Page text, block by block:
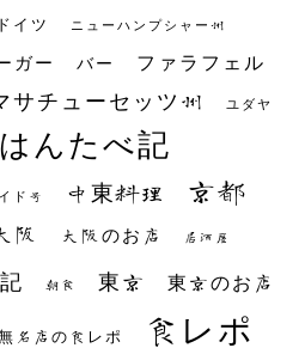
ドイツ ニューハンプシャー州
ガー バー ファラフェル
サチューセッツ州 ユダヤ
んたべ記
ド号 中東料理 京都
阪 大阪のお店 居酒屋
朝食 東京 東京のお店
名店の食レポ 食レポ